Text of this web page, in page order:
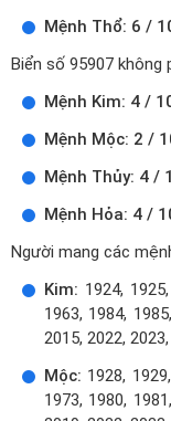
Mệnh Thổ: 6 /
Biển số 95907 không
Mệnh Kim: 4 /
Mệnh Mộc: 2 /
Mệnh Thủy: 4 /
Mệnh Hỏa: 4 /
Người mang các
Kim: 1924,
1963, 1984,
2015, 2022,
Mộc: 1928,
1973, 1980,